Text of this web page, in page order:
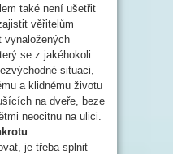
také není ušetřit
věřitelům
vynaložených
se z jakéhokoli
situaci,
a klidnému životu
na dveře, beze
neocitnu na ulici.
je třeba splnit